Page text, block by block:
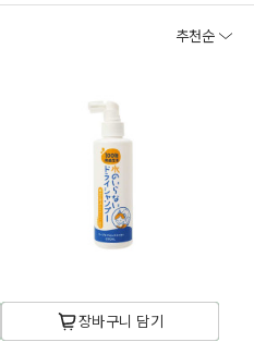
추천순
장바구니 담기